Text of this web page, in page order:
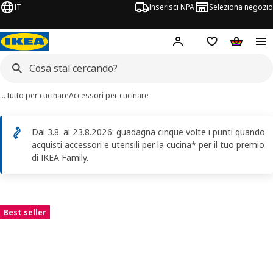
IT Inserisci NPA Seleziona negozio
Hej! Accedi ora
Foglietto degli
Carrello
…Tutto per cucinareAccessori per cucinare
Dal 3.8. al 23.8.2026: guadagna cinque volte i punti quando
acquisti accessori e utensili per la cucina* per il tuo premio
di IKEA Family.
Best seller